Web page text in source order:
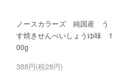
ノースカラーズ 純国産 う
す焼きせんべいしょうゆ味 1
00g
388円(税28円)